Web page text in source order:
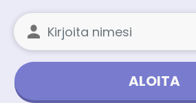
ALOITA